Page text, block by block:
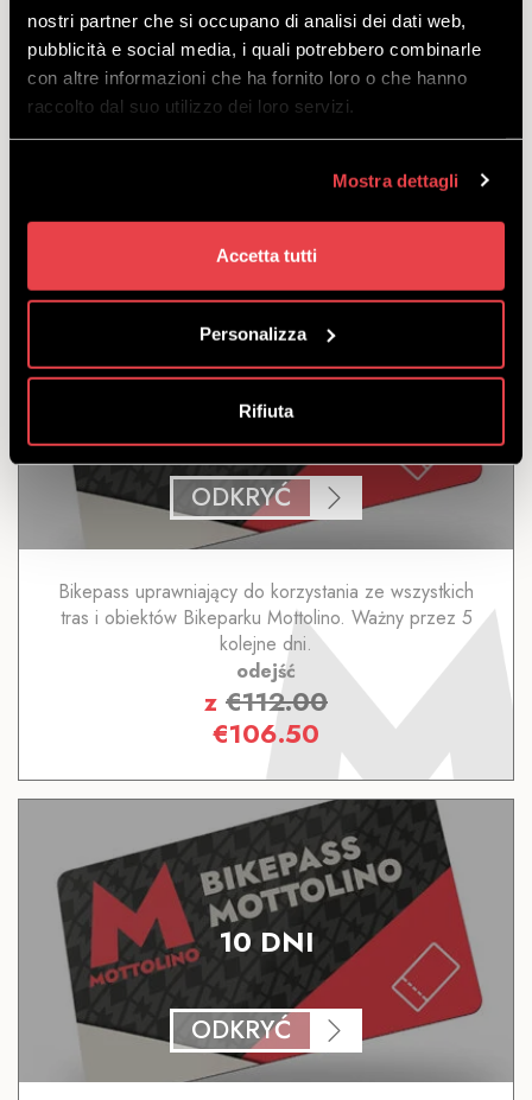
nostri partner che si occupano di analisi dei dati web,
pubblicità e social media, i quali potrebbero combinarle
con altre informazioni che ha fornito loro o che hanno
raccolto dal suo utilizzo dei loro servizi.
Mostra dettagli
Accetta tutti
Personalizza
Rifiuta
Bikepass uprawniający do korzystania ze wszystkich
tras i obiektów Bikeparku Mottolino. Ważny przez 11
kolejne dni.
odejść
5 DNI
ODKRYĆ
Bikepass uprawniający do korzystania ze wszystkich
tras i obiektów Bikeparku Mottolino. Ważny przez 5
kolejne dni.
odejść
z €112.00
€106.50
10 DNI
ODKRYĆ